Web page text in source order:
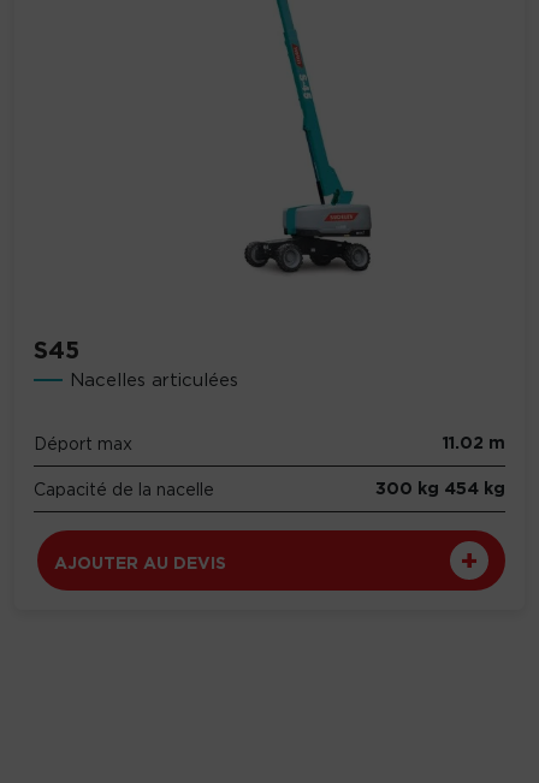
S45
Nacelles articulées
Déport max 11.02 m
Capacité de la nacelle 300 kg 454 kg
AJOUTER AU DEVIS